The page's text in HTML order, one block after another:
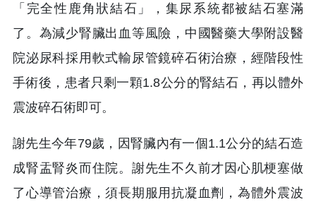
「完全性鹿角狀結石」，集尿系統都被結石塞滿
了。為減少腎臟出血等風險，中國醫藥大學附設醫
院泌尿科採用軟式輸尿管鏡碎石術治療，經階段性
手術後，患者只剩一顆1.8公分的腎結石，再以體外
震波碎石術即可。
謝先生今年79歲，因腎臟內有一個1.1公分的結石造
成腎盂腎炎而住院。謝先生不久前才因心肌梗塞做
了心導管治療，須長期服用抗凝血劑，為體外震波